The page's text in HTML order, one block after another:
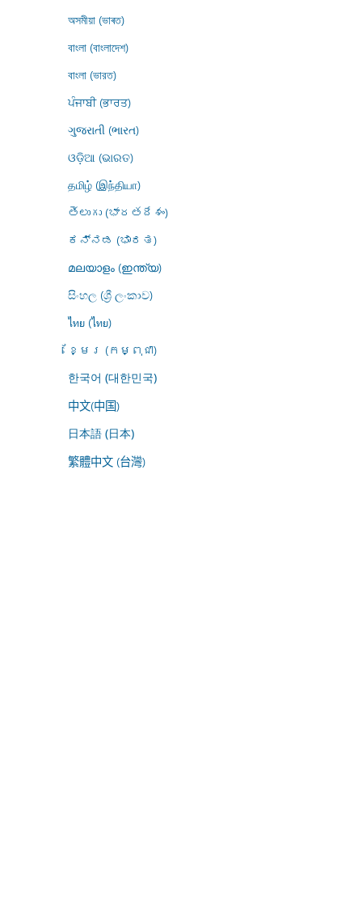
অসমীয়া (ভাৰত)
বাংলা (বাংলাদেশ)
বাংলা (ভারত)
ਪੰਜਾਬੀ (ਭਾਰਤ)
ગુજરાતી (ભારત)
ଓଡ଼ିଆ (ଭାରତ)
தமிழ் (இந்தியா)
తెలుగు (భారతదేశం)
ಕನ್ನಡ (ಭಾರತ)
മലയാളം (ഇന്ത്യ)
සිංහල (ශ්‍රී ලංකාව)
ไทย (ไทย)
ខ្មែរ (កម្ពុជា)
한국어 (대한민국)
中文(中国)
日本語 (日本)
繁體中文 (台灣)